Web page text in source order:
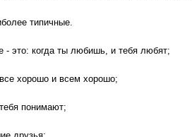
типичные.
- это: когда ты любишь, и тебя любят;
хорошо и всем хорошо;
понимают;